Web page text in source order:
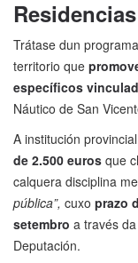
Trátase dun
territorio que
específicos
Náutico de San
A institución
de 2.500 euros que
calquera disciplina
pública”, cuxo prazo
setembro a través
Deputación.